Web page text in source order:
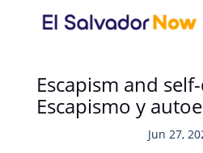
Escapism and
Escapismo y
Jun 27,